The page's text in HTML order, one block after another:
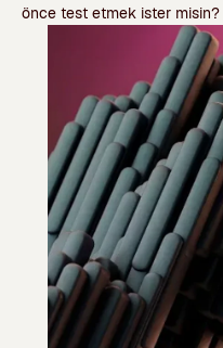
önce test etmek ister misin?